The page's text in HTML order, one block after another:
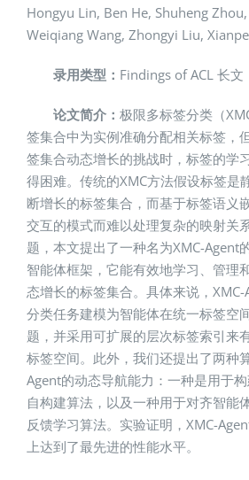
Hongyu Lin, Ben He, Shuheng
Weiqiang Wang, Zhongyi Liu,
录用类型： Findings of ACL 长文
论文简介： 极限多标签分类（
签集合中为实例准确分配相关标签，
签集合动态增长的挑战时，标签的学
得困难。传统的XMC方法假设标签是
断增长的标签集合，而基于标签语义
交互的模式而难以处理复杂的映射关
题，本文提出了一种名为XMC-Agent
智能体框架，它能有效地学习、管理
态增长的标签集合。具体来说，
分类任务建模为智能体在统一标签空
题，并采用可扩展的层次标签索引来
标签空间。此外，我们还提出了两种
Agent的动态导航能力：一种是用于
自构建算法，以及一种用于对齐智能
反馈学习算法。实验证明，XMC-
上达到了最先进的性能水平。